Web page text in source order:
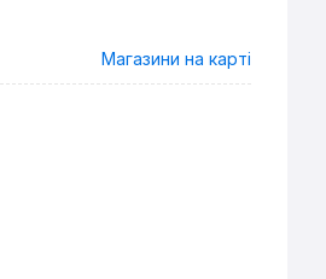
Магазини на карті